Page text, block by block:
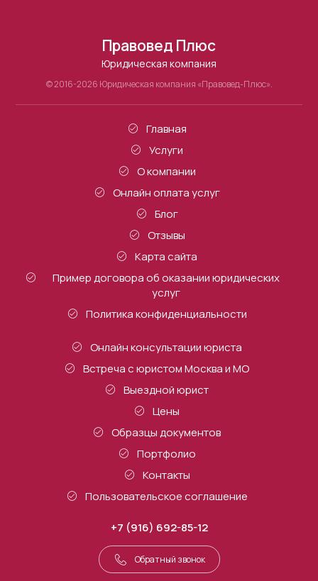
Правовед Плюс
Юридическая компания
© 2016-2026 Юридическая компания «Правовед-Плюс».
Главная
Услуги
О компании
Онлайн оплата услуг
Блог
Отзывы
Карта сайта
Пример договора об оказании юридических
услуг
Политика конфиденциальности
Онлайн консультации юриста
Встреча с юристом Москва и МО
Выездной юрист
Цены
Образцы документов
Портфолио
Контакты
Пользовательское соглашение
+7 (916) 692-85-12
Обратный звонок